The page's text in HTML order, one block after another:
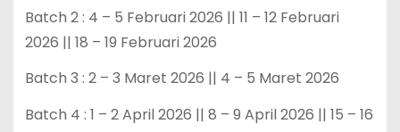
Batch 2 : 4 – 5 Februari 2026 || 11 – 12 Februari
2026 || 18 – 19 Februari 2026
Batch 3 : 2 – 3 Maret 2026 || 4 – 5 Maret 2026
Batch 4 : 1 – 2 April 2026 || 8 – 9 April 2026 || 15 – 16